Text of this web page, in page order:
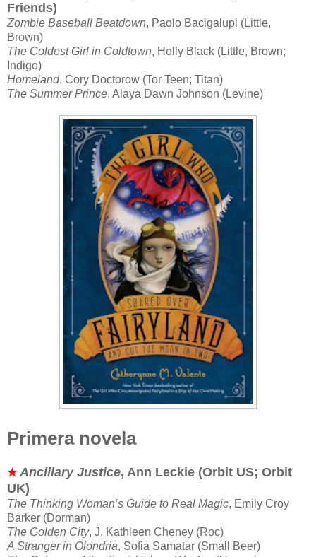
Friends)
Zombie Baseball Beatdown, Paolo Bacigalupi (Little,
Brown)
The Coldest Girl in Coldtown, Holly Black (Little, Brown;
Indigo)
Homeland, Cory Doctorow (Tor Teen; Titan)
The Summer Prince, Alaya Dawn Johnson (Levine)
Primera novela
★Ancillary Justice, Ann Leckie (Orbit US; Orbit
UK)
The Thinking Woman’s Guide to Real Magic, Emily Croy
Barker (Dorman)
The Golden City, J. Kathleen Cheney (Roc)
A Stranger in Olondria, Sofia Samatar (Small Beer)